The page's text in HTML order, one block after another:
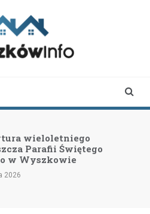
wieloletniego
Parafii Świętego
w Wyszkowie
2026